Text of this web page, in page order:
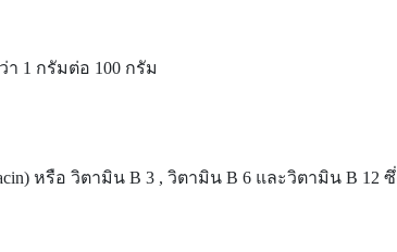
1 กรัมต่อ 100 กรัม
หรือ วิตามิน B 3 , วิตามิน B 6 และวิตามิน B 12